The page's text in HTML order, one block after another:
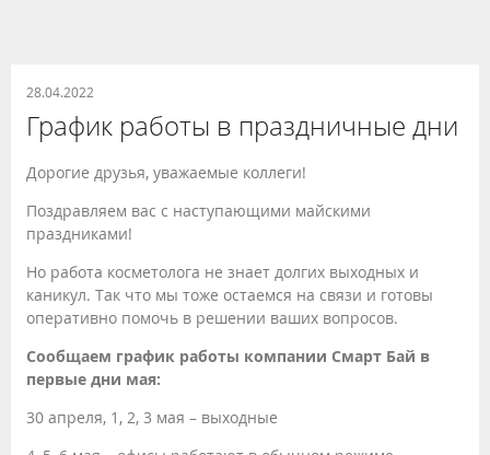
28.04.2022
График работы в праздничные дни
Дорогие друзья, уважаемые коллеги!
Поздравляем вас с наступающими майскими
праздниками!
Но работа косметолога не знает долгих выходных и
каникул. Так что мы тоже остаемся на связи и готовы
оперативно помочь в решении ваших вопросов.
Сообщаем график работы компании Смарт Бай в
первые дни мая:
30 апреля, 1, 2, 3 мая – выходные